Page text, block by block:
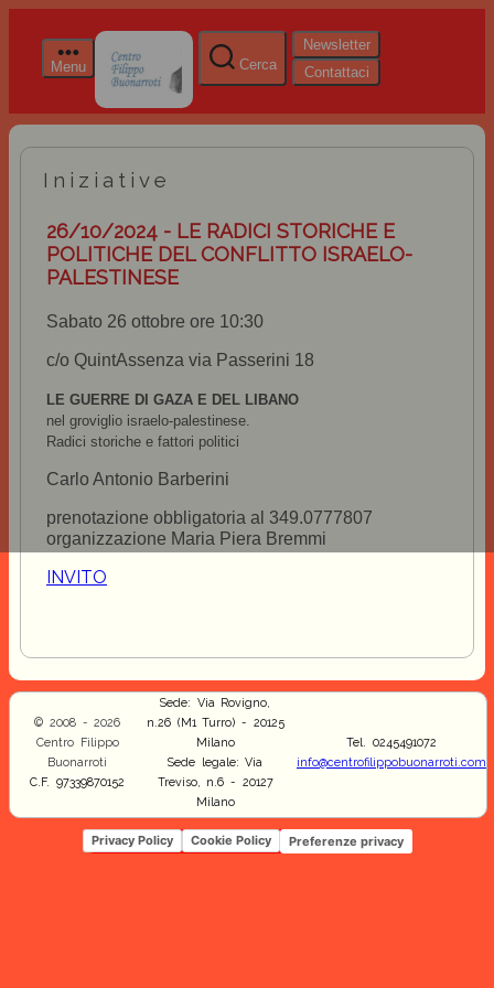
Menu Cerca
Newsletter
Contattaci
Iniziative
26/10/2024 - LE RADICI STORICHE E
POLITICHE DEL CONFLITTO ISRAELO-
PALESTINESE
Sabato 26 ottobre ore 10:30
c/o QuintAssenza via Passerini 18
LE GUERRE DI GAZA E DEL LIBANO
nel groviglio israelo-palestinese.
Radici storiche e fattori politici
Carlo Antonio Barberini
prenotazione obbligatoria al 349.0777807
organizzazione Maria Piera Bremmi
INVITO
© 2008 - 2026
Centro Filippo
Buonarroti
C.F. 97339870152
Sede: Via Rovigno,
n.26 (M1 Turro) - 20125
Milano
Sede legale: Via
Treviso, n.6 - 20127
Milano
Tel. 0245491072
info@centrofilippobuonarroti.com
Privacy Policy Cookie Policy Preferenze privacy